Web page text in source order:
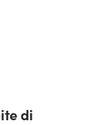
di